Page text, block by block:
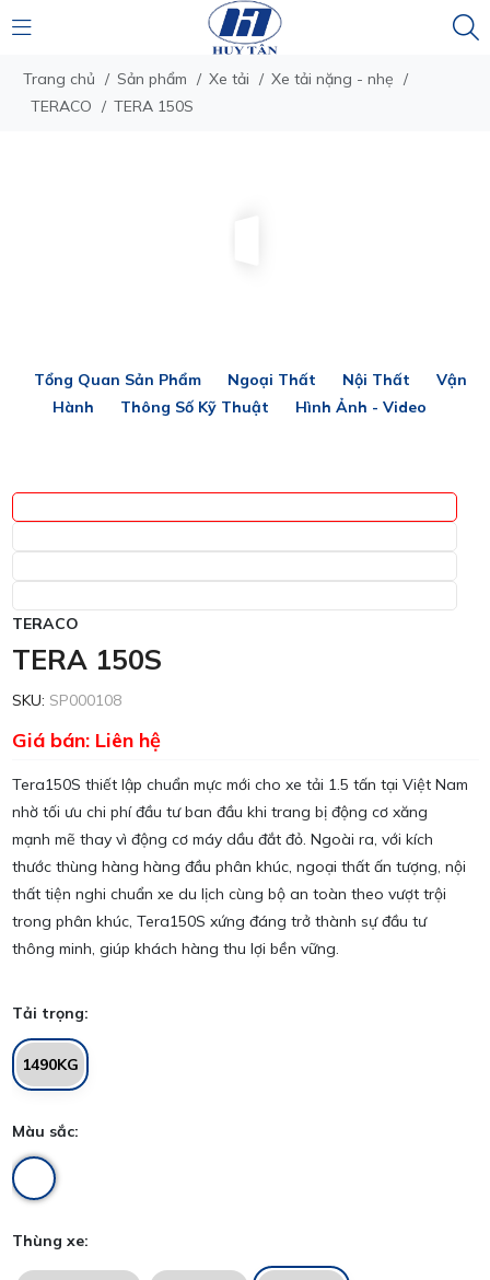
Trang chủ / Sản phẩm / Xe tải / Xe tải nặng - nhẹ /
TERACO / TERA 150S
Tổng Quan Sản Phẩm Ngoại Thất Nội Thất
Vận
Hành
Thông Số Kỹ Thuật Hình Ảnh - Video
TERACO
TERA 150S
SKU: SP000108
Giá bán: Liên hệ
Tera150S thiết lập chuẩn mực mới cho xe tải 1.5 tấn tại Việt Nam
nhờ tối ưu chi phí đầu tư ban đầu khi trang bị động cơ xăng
mạnh mẽ thay vì động cơ máy dầu đắt đỏ. Ngoài ra, với kích
thước thùng hàng hàng đầu phân khúc, ngoại thất ấn tượng, nội
thất tiện nghi chuẩn xe du lịch cùng bộ an toàn theo vượt trội
trong phân khúc, Tera150S xứng đáng trở thành sự đầu tư
thông minh, giúp khách hàng thu lợi bền vững.
Tải trọng:
1490KG
Màu sắc:
Thùng xe: